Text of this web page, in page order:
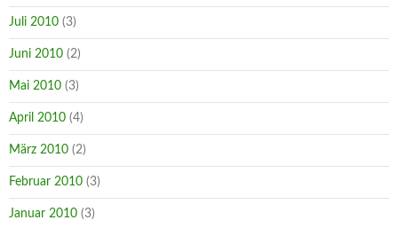
Juli 2010 (3)
Juni 2010 (2)
Mai 2010 (3)
April 2010 (4)
März 2010 (2)
Februar 2010 (3)
Januar 2010 (3)